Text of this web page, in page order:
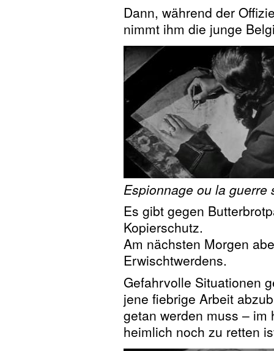
Dann, während der
nimmt ihm die junge
Espionnage ou la guerre
Es gibt gegen
Kopierschutz.
Am nächsten Morgen
Erwischtwerdens.
Gefahrvolle Situationen
jene fiebrige Arbeit
getan werden muss – im
heimlich noch zu retten